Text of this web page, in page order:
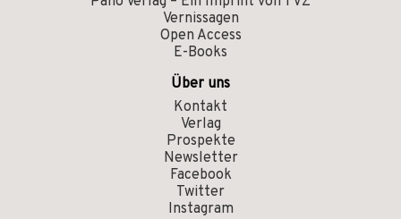
Vernissagen
Open Access
E-Books
Über uns
Kontakt
Verlag
Prospekte
Newsletter
Facebook
Twitter
Instagram